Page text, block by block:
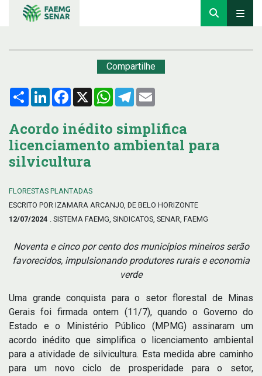
Compartilhe
Compartilhar
LinkedInFacebook
X WhatsApp
Telegram
Acordo inédito simplifica
licenciamento ambiental para
silvicultura
FLORESTAS PLANTADAS
ESCRITO POR IZAMARA ARCANJO, DE BELO HORIZONTE
12/07/2024 . SISTEMA FAEMG, SINDICATOS, SENAR, FAEMG
Noventa e cinco por cento dos municípios mineiros serão
favorecidos, impulsionando produtores rurais e economia
verde
Uma grande conquista para o setor florestal de Minas
Gerais foi firmada ontem (11/7), quando o Governo do
Estado e o Ministério Público (MPMG) assinaram um
acordo inédito que simplifica o licenciamento ambiental
para a atividade de silvicultura. Esta medida abre caminho
para um novo ciclo de prosperidade para o setor,